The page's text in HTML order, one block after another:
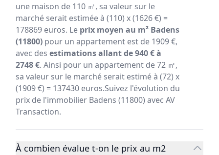
une maison de 110 ㎡, sa valeur sur le
marché serait estimée à (110) x (1626 €) =
178869 euros. Le prix moyen au m² Badens
(11800) pour un appartement est de 1909 €,
avec des estimations allant de 940 € à
2748 €. Ainsi pour un appartement de 72 ㎡,
sa valeur sur le marché serait estimé à (72) x
(1909 €) = 137430 euros.Suivez l'évolution du
prix de l'immobilier Badens (11800) avec AV
Transaction.
À combien évalue t-on le prix au m2